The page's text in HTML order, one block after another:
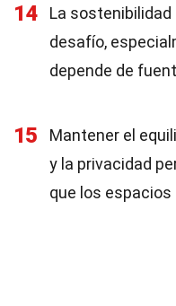
14
La
desafío,
depende de
15
Mantener el
y la privacidad
que los